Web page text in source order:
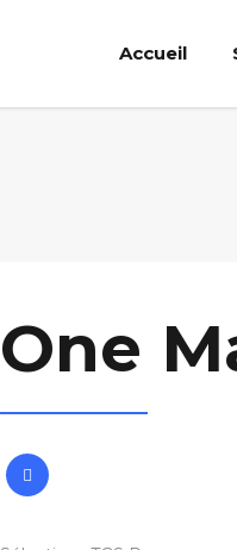
Accueil
One